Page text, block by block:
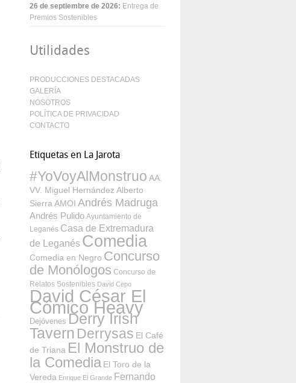
26 de septiembre de 2026: Entrega de
Premios Sostenibles
Utilidades
PRODUCCIONES DESTACADAS
GALERÍA
NOSOTROS
POLÍTICA DE PRIVACIDAD
CONTACTO
Etiquetas en La Jarota
#YoVoyAlMonstruo AA.
VV. Miguel Hernández Alberto
Sierra AMOI Andrés Madruga
Andrés Pulido Ayuntamiento de
Leganés Casa de Extremadura
de Leganés Comedia
Comedia en Negro Concurso
de Monólogos Concurso de
Relatos Sostenibles David Cepo
David César El
Cómico Heavy
Dejóvenes Derry Irish
Tavern Derrysas El Café
de Triana El Monstruo de
la Comedia El Toro de la
Vereda Enrique El Grande Fernando